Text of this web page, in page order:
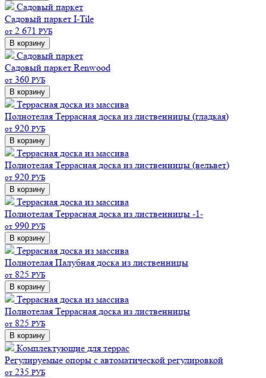
Садовый паркет
Садовый паркет I-Tile
от 2 671 РУБ
В корзину
Садовый паркет
Садовый паркет Renwood
от 360 РУБ
В корзину
Террасная доска из массива
Полнотелая Террасная доска из лиственницы (гладкая)
от 920 РУБ
В корзину
Террасная доска из массива
Полнотелая Террасная доска из лиственницы (вельвет)
от 920 РУБ
В корзину
Террасная доска из массива
Полнотелая Террасная доска из лиственницы -1-
от 990 РУБ
В корзину
Террасная доска из массива
Полнотелая Палубная доска из лиственницы
от 825 РУБ
В корзину
Террасная доска из массива
Полнотелая Террасная доска из лиственницы
от 825 РУБ
В корзину
Комплектующие для террас
Регулируемые опоры c автоматической регулировкой
от 235 РУБ